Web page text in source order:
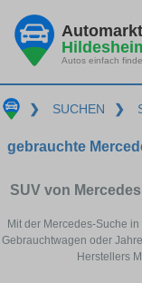
Automarkt
Autos einfach
❯ SUCHEN ❯
gebrauchte
SUV von
Mit der Mercedes-Suche
Gebrauchtwagen oder
Herstellers